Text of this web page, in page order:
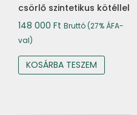
csörlő szintetikus kötéllel
148 000 Ft Bruttó (27% ÁFA-
val)
KOSÁRBA TESZEM